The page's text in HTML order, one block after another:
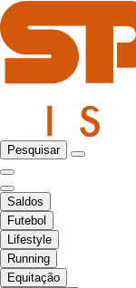
Pesquisar
Saldos
Futebol
Lifestyle
Running
Equitação